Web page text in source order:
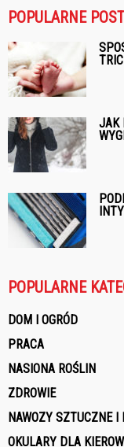
POPULARNE
JAK
POPULARNE
DOM I OGRÓD
PRACA
NASIONA ROŚLIN
ZDROWIE
NAWOZY SZTUCZNE I
OKULARY DLA